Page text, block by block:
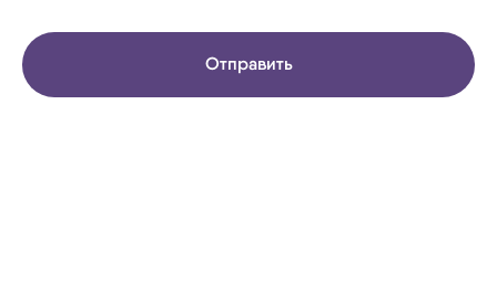
Отправить